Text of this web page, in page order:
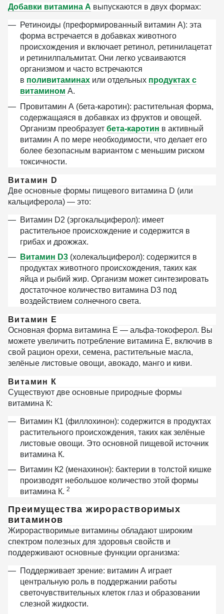
Добавки витамина А выпускаются в двух формах:
Ретиноиды (преформированный витамин А): эта
форма встречается в добавках животного
происхождения и включает ретинол, ретинилацетат
и ретинилпальмитат. Они легко усваиваются
организмом и часто встречаются
в поливитаминах или отдельных продуктах с
витамином А.
Провитамин А (бета-каротин): растительная форма,
содержащаяся в добавках из фруктов и овощей.
Организм преобразует бета-каротин в активный
витамин А по мере необходимости, что делает его
более безопасным вариантом с меньшим риском
токсичности.
Витамин D
Две основные формы пищевого витамина D (или
кальциферола) — это:
Витамин D2 (эргокальциферол): имеет
растительное происхождение и содержится в
грибах и дрожжах.
Витамин D3 (холекальциферол): содержится в
продуктах животного происхождения, таких как
яйца и рыбий жир. Организм может синтезировать
достаточное количество витамина D3 под
воздействием солнечного света.
Витамин Е
Основная форма витамина Е — альфа-токоферол. Вы
можете увеличить потребление витамина Е, включив в
свой рацион орехи, семена, растительные масла,
зелёные листовые овощи, авокадо, манго и киви.
Витамин К
Существуют две основные природные формы
витамина К:
Витамин К1 (филлохинон): содержится в продуктах
растительного происхождения, таких как зелёные
листовые овощи. Это основной пищевой источник
витамина К.
Витамин К2 (менахинон): бактерии в толстой кишке
производят небольшое количество этой формы
витамина К. 2
Преимущества жирорастворимых
витаминов
Жирорастворимые витамины обладают широким
спектром полезных для здоровья свойств и
поддерживают основные функции организма:
Поддерживает зрение: витамин А играет
центральную роль в поддержании работы
светочувствительных клеток глаз и образовании
слезной жидкости.